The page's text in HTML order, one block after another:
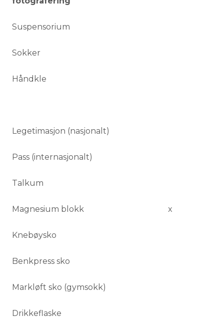
Suspensorium
Sokker
Håndkle
Legetimasjon (nasjonalt)
Pass (internasjonalt)
Talkum
Magnesium blokk x
Knebøysko
Benkpress sko
Markløft sko (gymsokk)
Drikkeflaske